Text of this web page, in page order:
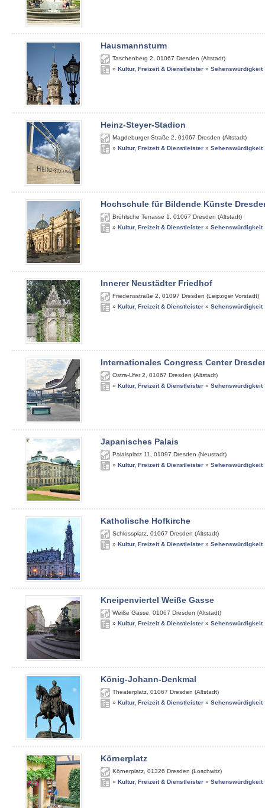
Hausmannsturm
Taschenberg 2 01067 Dresden (Altstadt)
» Kultur, Freizeit & Dienstleister » Sehenswürdigkeit
Heinz-Steyer-Stadion
Magdeburger Straße 2 01067 Dresden (Altstadt)
» Kultur, Freizeit & Dienstleister » Sehenswürdigkeit
Hochschule für Bildende Künste
Brühlsche Terrasse 1 01067 Dresden (Altstadt)
» Kultur, Freizeit & Dienstleister » Sehenswürdigkeit
Innerer Neustädter Friedhof
Friedensstraße 2 01097 Dresden (Leipziger Vorstadt)
» Kultur, Freizeit & Dienstleister » Sehenswürdigkeit
Internationales Congress Center
Ostra-Ufer 2 01067 Dresden (Altstadt)
» Kultur, Freizeit & Dienstleister » Sehenswürdigkeit
Japanisches Palais
Palaisplatz 11 01097 Dresden (Neustadt)
» Kultur, Freizeit & Dienstleister » Sehenswürdigkeit
Katholische Hofkirche
Schlossplatz 01067 Dresden (Altstadt)
» Kultur, Freizeit & Dienstleister » Sehenswürdigkeit
Kneipenviertel Weiße Gasse
Weiße Gasse 01067 Dresden (Altstadt)
» Kultur, Freizeit & Dienstleister » Sehenswürdigkeit
König-Johann-Denkmal
Theaterplatz 01067 Dresden (Altstadt)
» Kultur, Freizeit & Dienstleister » Sehenswürdigkeit
Körnerplatz
Körnerplatz 01326 Dresden (Loschwitz)
» Kultur, Freizeit & Dienstleister » Sehenswürdigkeit